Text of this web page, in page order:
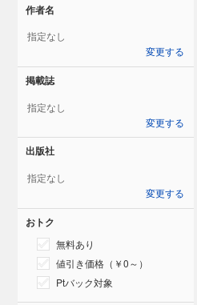
作者名
指定なし
変更する
掲載誌
指定なし
変更する
出版社
指定なし
変更する
おトク
無料あり
値引き価格（￥0～）
Ptバック対象